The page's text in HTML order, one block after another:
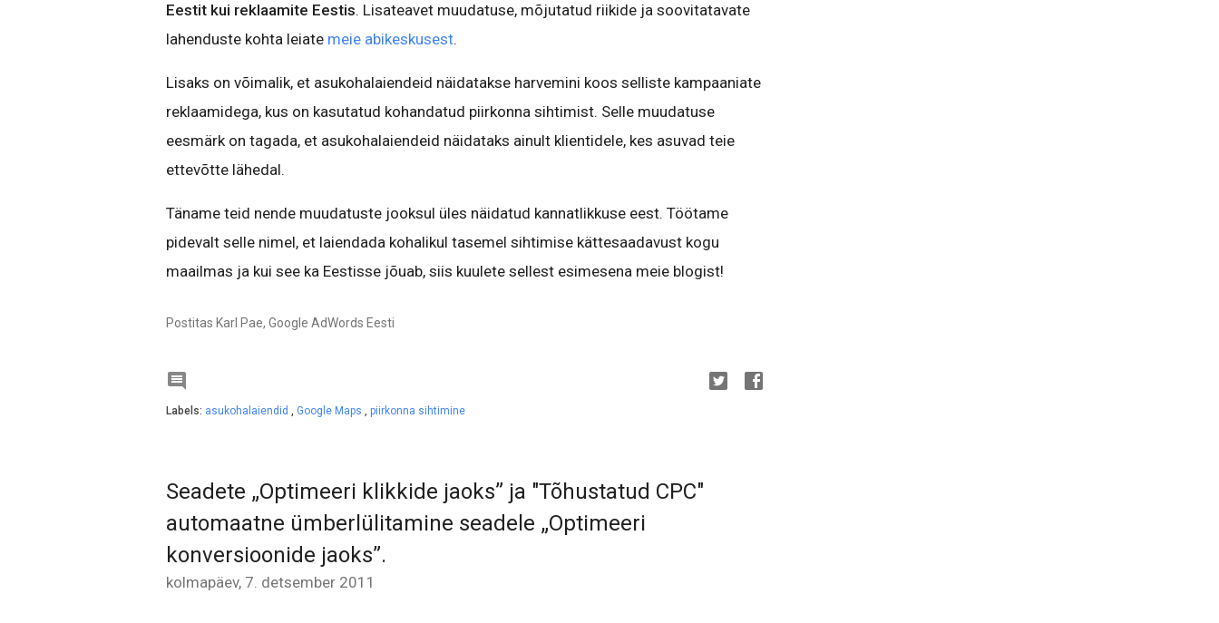
Eestit kui reklaamite Eestis. Lisateavet muudatuse, mõjutatud riikide ja soovitatavate
lahenduste kohta leiate meie abikeskusest.
Lisaks on võimalik, et asukohalaiendeid näidatakse harvemini koos selliste kampaaniate
reklaamidega, kus on kasutatud kohandatud piirkonna sihtimist. Selle muudatuse
eesmärk on tagada, et asukohalaiendeid näidataks ainult klientidele, kes asuvad teie
ettevõtte lähedal.
Täname teid nende muudatuste jooksul üles näidatud kannatlikkuse eest. Töötame
pidevalt selle nimel, et laiendada kohalikul tasemel sihtimise kättesaadavust kogu
maailmas ja kui see ka Eestisse jõuab, siis kuulete sellest esimesena meie blogist!
Postitas Karl Pae, Google AdWords Eesti

Labels: asukohalaiendid , Google Maps , piirkonna sihtimine
Seadete „Optimeeri klikkide jaoks” ja "Tõhustatud CPC"
automaatne ümberlülitamine seadele „Optimeeri
konversioonide jaoks”.
kolmapäev, 7. detsember 2011